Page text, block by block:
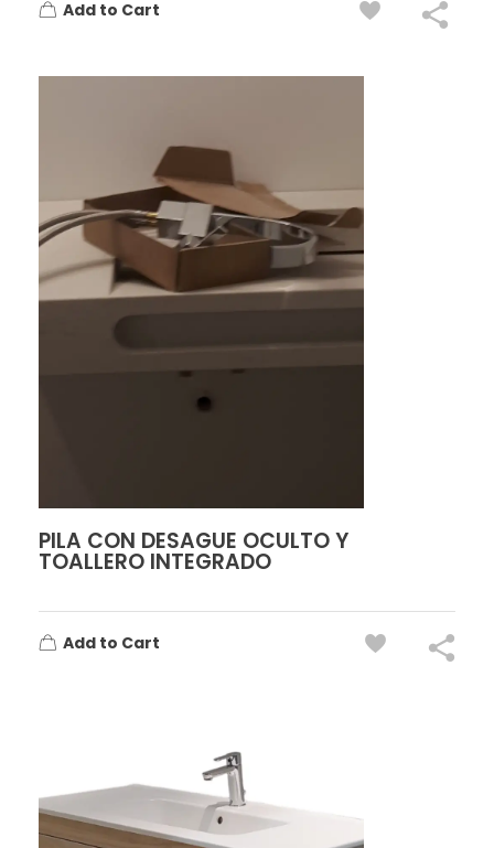
Add to Cart
PILA CON DESAGUE OCULTO Y
TOALLERO INTEGRADO
Add to Cart